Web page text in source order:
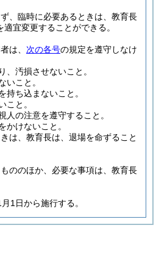
、臨時に必要あるときは、教育長
宜変更することができる。
は、 次の各号の規定を遵守しなけ
、汚損させないこと。
いこと。
持ち込まないこと。
こと。
人の注意を遵守すること。
かけないこと。
は、教育長は、退場を命ずること
ののほか、必要な事項は、教育長
1日から施行する。